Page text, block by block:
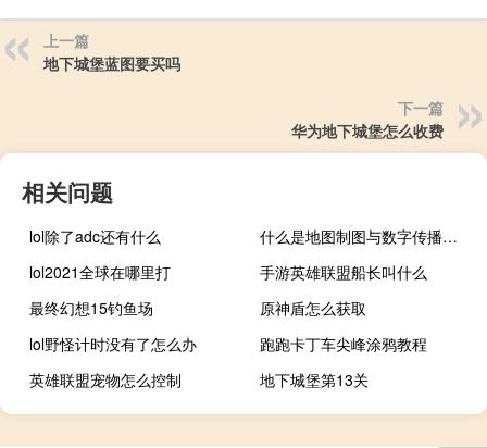
上一篇
地下城堡蓝图要买吗
下一篇
华为地下城堡怎么收费
相关问题
lol除了adc还有什么
什么是地图制图与数字传播技术专业
lol2021全球在哪里打
手游英雄联盟船长叫什么
最终幻想15钓鱼场
原神盾怎么获取
lol野怪计时没有了怎么办
跑跑卡丁车尖峰涂鸦教程
英雄联盟宠物怎么控制
地下城堡第13关